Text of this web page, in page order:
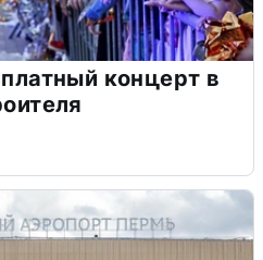
концерт в